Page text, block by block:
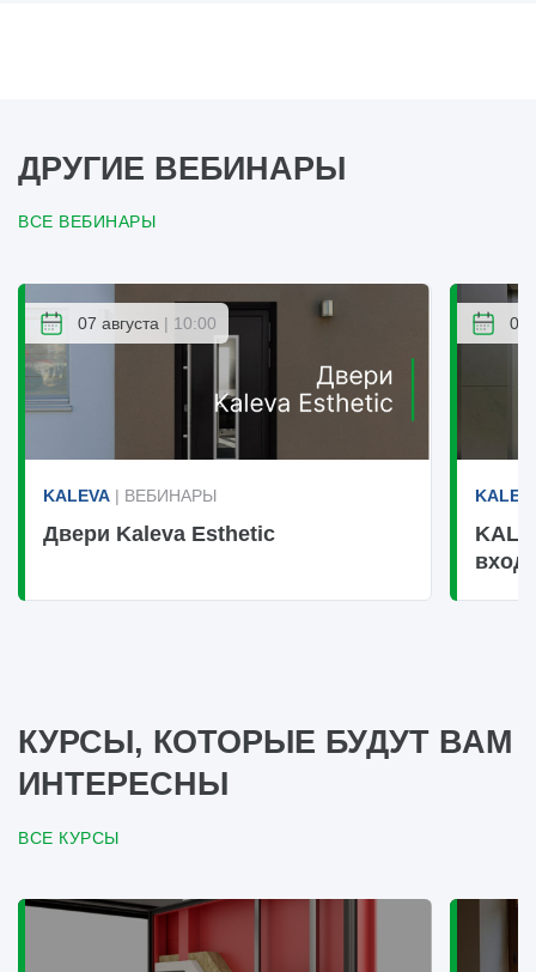
ДРУГИЕ ВЕБИНАРЫ
ВСЕ ВЕБИНАРЫ
07 августа | 10:00
KALEVA | ВЕБИНАРЫ
Двери Kaleva Esthetic
07
КУРСЫ, КОТОРЫЕ БУДУТ ВАМ
ИНТЕРЕСНЫ
ВСЕ КУРСЫ